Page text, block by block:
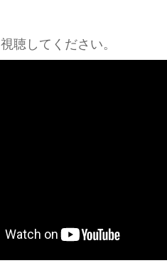
聴してください。